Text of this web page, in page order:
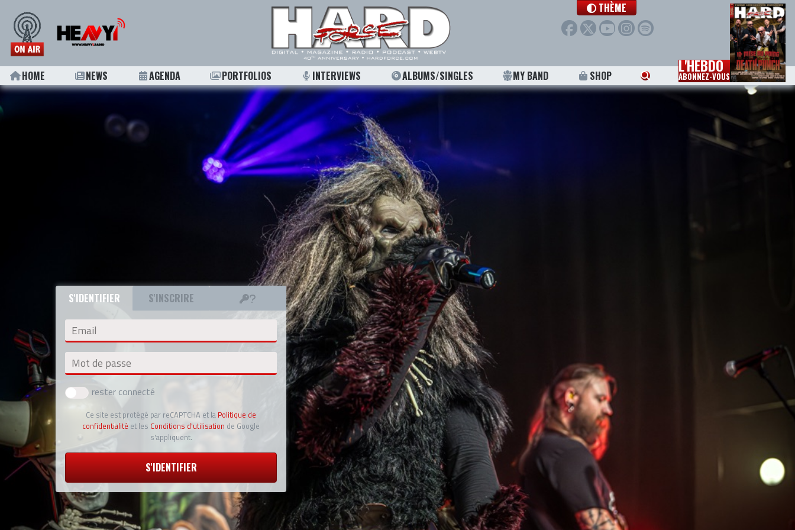
THÈME
HOME NEWS AGENDA PORTFOLIOS INTERVIEWS ALBUMS/SINGLES MY BAND SHOP L'HEBDO
ABONNEZ-VOUS
S'IDENTIFIER S'INSCRIRE
Email
Mot de passe
rester connecté
Ce site est protégé par reCAPTCHA et la Politique de
confidentialité et les Conditions d'utilisation de Google
s'appliquent.
S'IDENTIFIER